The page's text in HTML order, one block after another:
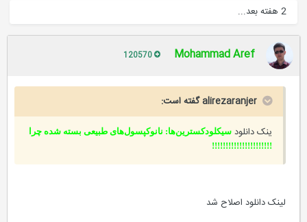
Mohammad Aref
alirezaranjer گفته است:
ینک دانلودسیکلودکسترین‌ها: نانوکپسول‌های طبیعی بسته شده چرا
!!!!!!!!!!!!!!!!!!!!!!
لینک دانلود اصلاح شد